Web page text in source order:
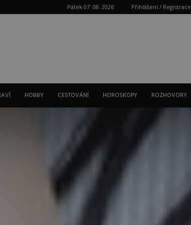
Pátek 07. 08. 2026 Přihlášení / Registrace
HOBBY CESTOVÁNÍ HOROSKOPY ROZHOVORY